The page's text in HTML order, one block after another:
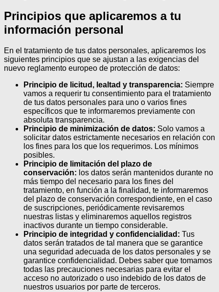
Principios que aplicaremos a tu
información personal
En el tratamiento de tus datos personales, aplicaremos los
siguientes principios que se ajustan a las exigencias del
nuevo reglamento europeo de protección de datos:
Principio de licitud, lealtad y transparencia: Siempre
vamos a requerir tu consentimiento para el tratamiento
de tus datos personales para uno o varios fines
específicos que te informaremos previamente con
absoluta transparencia.
Principio de minimización de datos: Solo vamos a
solicitar datos estrictamente necesarios en relación con
los fines para los que los requerimos. Los mínimos
posibles.
Principio de limitación del plazo de
conservación: los datos serán mantenidos durante no
más tiempo del necesario para los fines del
tratamiento, en función a la finalidad, te informaremos
del plazo de conservación correspondiente, en el caso
de suscripciones, periódicamente revisaremos
nuestras listas y eliminaremos aquellos registros
inactivos durante un tiempo considerable.
Principio de integridad y confidencialidad: Tus
datos serán tratados de tal manera que se garantice
una seguridad adecuada de los datos personales y se
garantice confidencialidad. Debes saber que tomamos
todas las precauciones necesarias para evitar el
acceso no autorizado o uso indebido de los datos de
nuestros usuarios por parte de terceros.